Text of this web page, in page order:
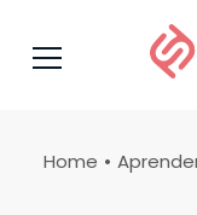
Home